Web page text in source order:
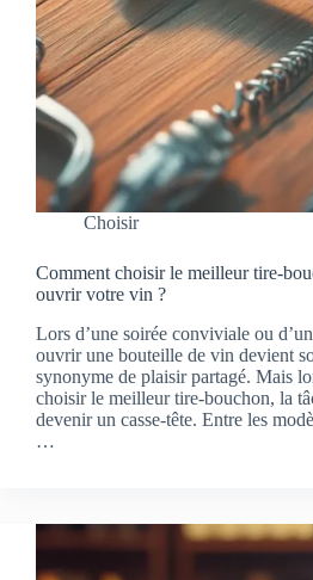
Choisir
Comment choisir le meilleur tire-
ouvrir votre vin ?
Lors d’une soirée conviviale ou
ouvrir une bouteille de vin devient
synonyme de plaisir partagé. Mais
choisir le meilleur tire-bouchon, la
devenir un casse-tête. Entre les
…